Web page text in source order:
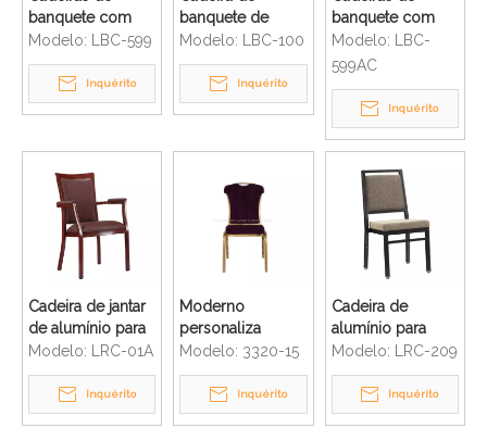
banquete com
acabamento em
madeira, antigas e
modernas, com
encosto redondo
Modelo: LBC-599
Inquérito
banquete de
alumínio com
pintura a óleo
dourada
Modelo: LBC-100
Inquérito
banquete com
estrutura de
alumínio com
moderno para
hotel
Modelo: LBC-
599AC
Inquérito
Cadeira de jantar
de alumínio para
banquetes com
braço
Modelo: LRC-01A
Inquérito
Moderno
personaliza
cadeira de
banquete
empilhável
confortável para
Modelo: 3320-15
Inquérito
Cadeira de
alumínio para
banquetes de
hotel Cadeira de
restaurante de
luxo moderno
Modelo: LRC-209
Inquérito